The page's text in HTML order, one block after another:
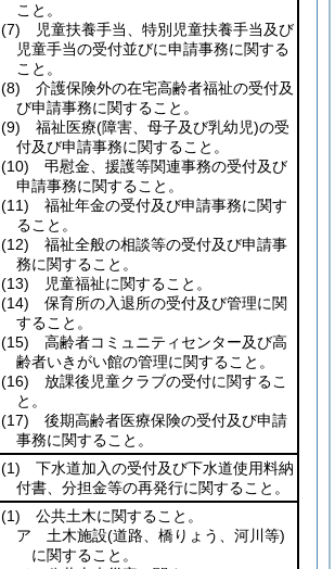
こと。
(7) 児童扶養手当、特別児童扶養手当及び
児童手当の受付並びに申請事務に関する
こと。
(8) 介護保険外の在宅高齢者福祉の受付及
び申請事務に関すること。
(9) 福祉医療(障害、母子及び乳幼児)の受
付及び申請事務に関すること。
(10) 弔慰金、援護等関連事務の受付及び
申請事務に関すること。
(11) 福祉年金の受付及び申請事務に関す
ること。
(12) 福祉全般の相談等の受付及び申請事
務に関すること。
(13) 児童福祉に関すること。
(14) 保育所の入退所の受付及び管理に関
すること。
(15) 高齢者コミュニティセンター及び高
齢者いきがい館の管理に関すること。
(16) 放課後児童クラブの受付に関するこ
と。
(17) 後期高齢者医療保険の受付及び申請
事務に関すること。
(1) 下水道加入の受付及び下水道使用料納
付書、分担金等の再発行に関すること。
(1) 公共土木に関すること。
ア 土木施設(道路、橋りょう、河川等)
に関すること。